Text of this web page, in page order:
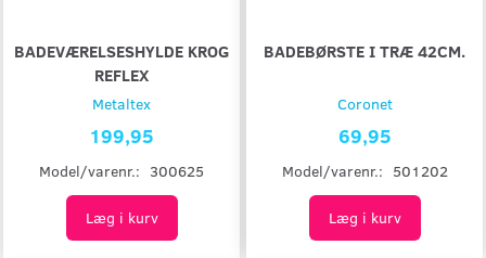
BADEVÆRELSESHYLDE KROG
REFLEX
Metaltex
199,95
Model/varenr.: 300625
Læg i kurv
BADEBØRSTE I TRÆ 42CM.
Coronet
69,95
Model/varenr.: 501202
Læg i kurv